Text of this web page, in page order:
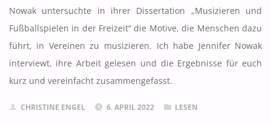
Nowak untersuchte in ihrer Dissertation „Musizieren und
Fußballspielen in der Freizeit“ die Motive, die Menschen dazu
führt, in Vereinen zu musizieren. Ich habe Jennifer Nowak
interviewt, ihre Arbeit gelesen und die Ergebnisse für euch
kurz und vereinfacht zusammengefasst.
CHRISTINE ENGEL 6. APRIL 2022 LESEN